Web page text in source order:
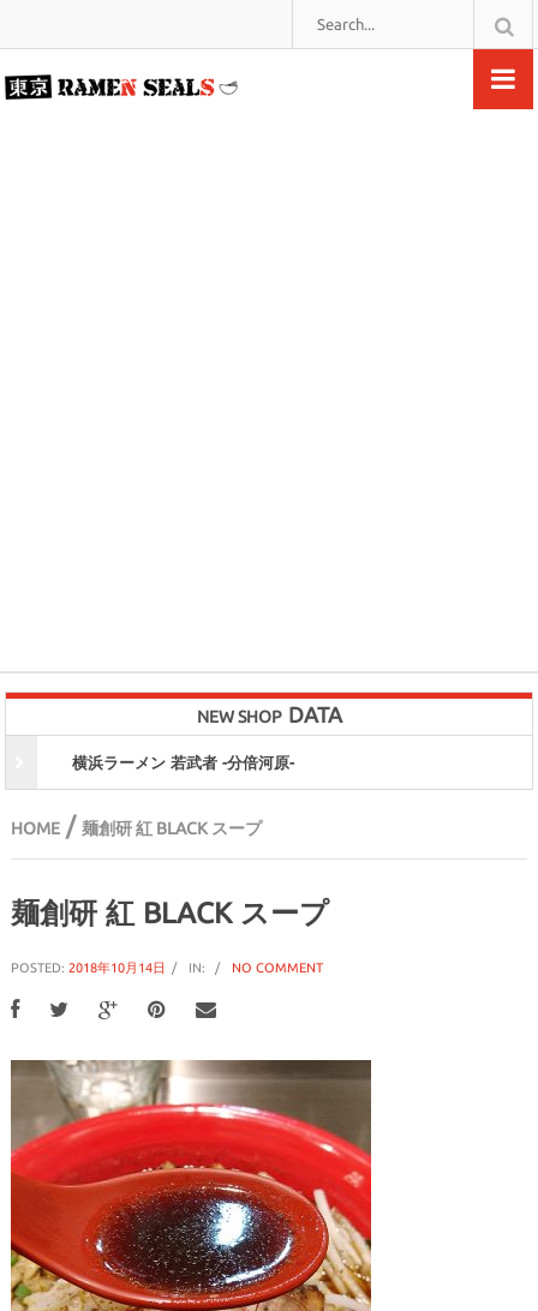
NEW SHOP DATA
横浜ラーメン 若武者 -分倍河原-
HOME/ 麺創研 紅 BLACK スープ
麺創研 紅 BLACK スープ
POSTED: 2018年10月14日 IN: NO COMMENT